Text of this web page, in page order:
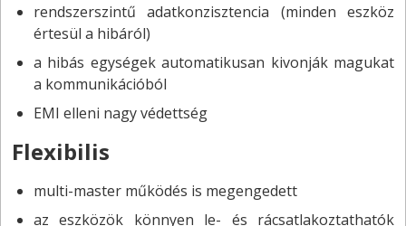
rendszerszintű adatkonzisztencia (minden eszköz
értesül a hibáról)
a hibás egységek automatikusan kivonják magukat
a kommunikációból
EMI elleni nagy védettség
Flexibilis
multi-master működés is megengedett
az eszközök könnyen le- és rácsatlakoztathatók